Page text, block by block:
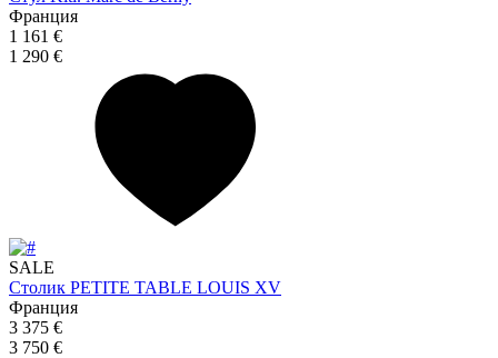
Франция
1 161 €
1 290 €
SALE
Столик PETITE TABLE LOUIS XV
Франция
3 375 €
3 750 €